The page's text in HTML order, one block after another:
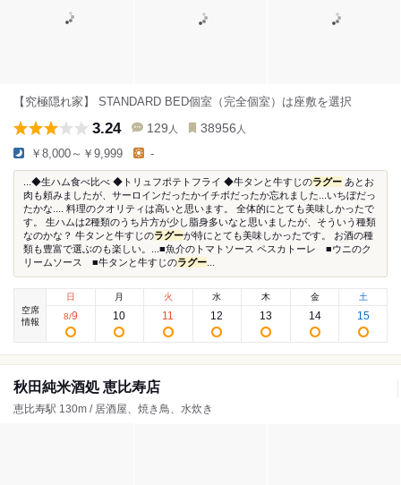
【究極隠れ家】 STANDARD BED個室（完全個室）は座敷を選択
3.24 129 人 38956 人
￥8,000～￥9,999 -
...◆生ハム食べ比べ ◆トリュフポテトフライ ◆牛タンと牛すじのラグー あとお
肉も頼みましたが、サーロインだったかイチボだったか忘れました...いちぼだっ
たかな.... 料理のクオリティは高いと思います。 全体的にとても美味しかったで
す。 生ハムは2種類のうち片方が少し脂身多いなと思いましたが、そういう種類
なのかな？ 牛タンと牛すじのラグーが特にとても美味しかったです。 お酒の種
類も豊富で選ぶのも楽しい。...■魚介のトマトソース ペスカトーレ ■ウニのク
リームソース ■牛タンと牛すじのラグー
空席
情報
日
8/9
月
10
火
11
水
12
木
13
金
14
土
15
秋田純米酒処 恵比寿店
恵比寿駅 130m / 居酒屋、焼き鳥、水炊き